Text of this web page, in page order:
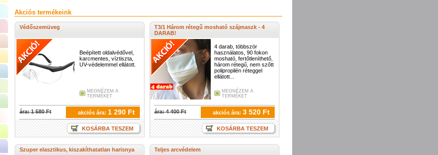
Akciós termékeink
Védőszemüveg
Beépített oldalvédővel,
karcmentes, víztiszta,
UV-védelemmel ellátott.
MEGNÉZEM A
TERMÉKET
ára: 1 580 Ft akciós ára: 1 290 Ft
KOSÁRBA TESZEM
T3/1 Három rétegű mosható szájmaszk - 4
DARAB!
4 darab, többször
használatos, 90 fokon
mosható, fertőtleníthető,
három rétegű, nem szőtt
polipropilén réteggel
ellátott...
MEGNÉZEM A
TERMÉKET
ára: 4 400 Ft akciós ára: 3 520 Ft
KOSÁRBA TESZEM
Szuper elasztikus, kiszakíthatatlan harisnya Teljes arcvédelem